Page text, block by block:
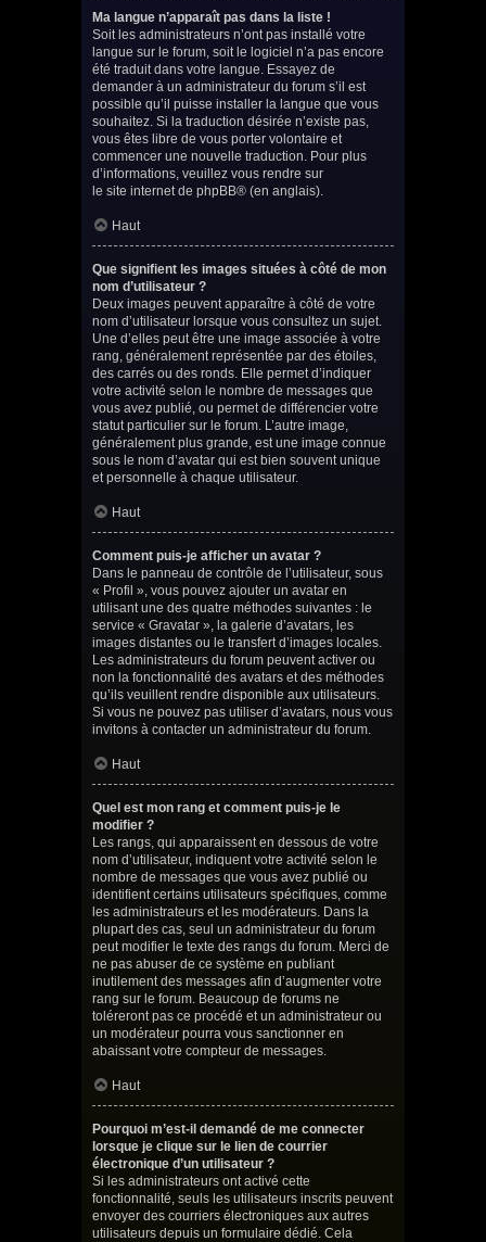
Ma langue n’apparaît pas dans la liste !
Soit les administrateurs n’ont pas installé votre
langue sur le forum, soit le logiciel n’a pas encore
été traduit dans votre langue. Essayez de
demander à un administrateur du forum s’il est
possible qu’il puisse installer la langue que vous
souhaitez. Si la traduction désirée n’existe pas,
vous êtes libre de vous porter volontaire et
commencer une nouvelle traduction. Pour plus
d’informations, veuillez vous rendre sur
le site internet de phpBB® (en anglais).
Haut
Que signifient les images situées à côté de mon
nom d’utilisateur ?
Deux images peuvent apparaître à côté de votre
nom d’utilisateur lorsque vous consultez un sujet.
Une d’elles peut être une image associée à votre
rang, généralement représentée par des étoiles,
des carrés ou des ronds. Elle permet d’indiquer
votre activité selon le nombre de messages que
vous avez publié, ou permet de différencier votre
statut particulier sur le forum. L’autre image,
généralement plus grande, est une image connue
sous le nom d’avatar qui est bien souvent unique
et personnelle à chaque utilisateur.
Haut
Comment puis-je afficher un avatar ?
Dans le panneau de contrôle de l’utilisateur, sous
« Profil », vous pouvez ajouter un avatar en
utilisant une des quatre méthodes suivantes : le
service « Gravatar », la galerie d’avatars, les
images distantes ou le transfert d’images locales.
Les administrateurs du forum peuvent activer ou
non la fonctionnalité des avatars et des méthodes
qu’ils veuillent rendre disponible aux utilisateurs.
Si vous ne pouvez pas utiliser d’avatars, nous vous
invitons à contacter un administrateur du forum.
Haut
Quel est mon rang et comment puis-je le
modifier ?
Les rangs, qui apparaissent en dessous de votre
nom d’utilisateur, indiquent votre activité selon le
nombre de messages que vous avez publié ou
identifient certains utilisateurs spécifiques, comme
les administrateurs et les modérateurs. Dans la
plupart des cas, seul un administrateur du forum
peut modifier le texte des rangs du forum. Merci de
ne pas abuser de ce système en publiant
inutilement des messages afin d’augmenter votre
rang sur le forum. Beaucoup de forums ne
toléreront pas ce procédé et un administrateur ou
un modérateur pourra vous sanctionner en
abaissant votre compteur de messages.
Haut
Pourquoi m’est-il demandé de me connecter
lorsque je clique sur le lien de courrier
électronique d’un utilisateur ?
Si les administrateurs ont activé cette
fonctionnalité, seuls les utilisateurs inscrits peuvent
envoyer des courriers électroniques aux autres
utilisateurs depuis un formulaire dédié. Cela